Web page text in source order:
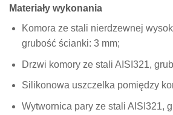
Materiały wykonania
Komora ze stali nierdzewnej
grubość ścianki: 3 mm;
Drzwi komory ze stali AISI321,
Silikonowa uszczelka pomiędzy
Wytwornica pary ze stali AISI321,